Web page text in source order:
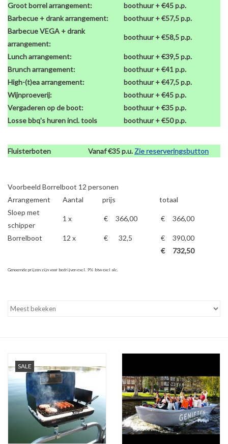
Groot borrel arrangement:
boothuur + €45 p.p.
Barbecue + drank arrangement:
boothuur + €57,5 p.p.
Barbecue VEGA + drank
arrangement:
boothuur + €58,5 p.p.
Lunch arrangement:
boothuur + €39,5 p.p.
Brunch arrangement:
boothuur + €41 p.p.
High-(t)ea arrangement:
boothuur + €47,5 p.p.
Wijnproeverij:
boothuur + €45 p.p.
Vergaderen op de boot:
boothuur + €35 p.p.
Losse bbq's huren incl. tools
boothuur + €50 p.p.
Fluisterboten Vanaf €35 p.u. Zie reserveringsbutton
Voorbeeld Borrelboot 12 personen
Arrangement
Aantal prijs
totaal
Sloep met
schipper
1 x € 366,00 € 366,00
Borrelboot 12 x € 32,5
€ 390,00
€ 732,50
Genoemde prijzen zijn voor bedrijven excl. 9% btw excl alc.
SALE